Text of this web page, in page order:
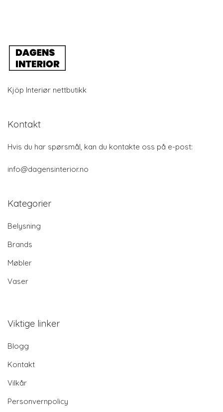
Kjöp Interiør nettbutikk
Kontakt
Hvis du har spørsmål, kan du kontakte oss på e-post:
info@dagensinterior.no
Kategorier
Belysning
Brands
Møbler
Vaser
Viktige linker
Blogg
Kontakt
Vilkår
Personvernpolicy